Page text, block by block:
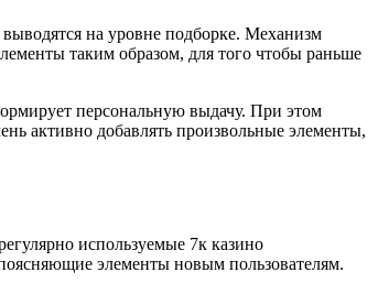
на уровне подборке. Механизм
таким образом, для того чтобы раньше
персональную выдачу. При этом
активно добавлять произвольные элементы,
используемые 7к казино
элементы новым пользователям.